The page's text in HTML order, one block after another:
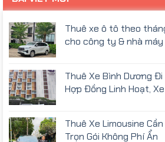
Thuê xe ô tô theo
cho công ty & nhà máy
Thuê Xe Bình Dương Đi
Hợp Đồng Linh Hoạt,
Thuê Xe Limousine
Trọn Gói Không Phí Ẩn